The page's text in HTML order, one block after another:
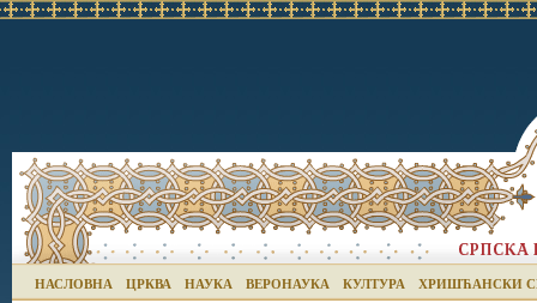
НАСЛОВНА ЦРКВА НАУКА ВЕРОНАУКА КУЛТУРА ХРИШЋАНСКИ